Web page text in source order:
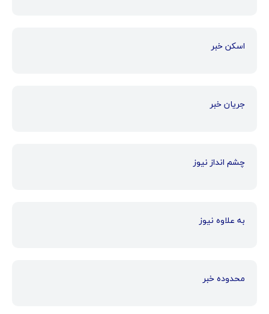
اسکن خبر
جریان خبر
چشم انداز نیوز
به علاوه نیوز
محدوده خبر